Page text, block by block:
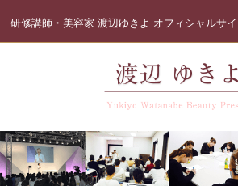
研修講師・美容家 渡辺ゆきよ オフィシャルサイ